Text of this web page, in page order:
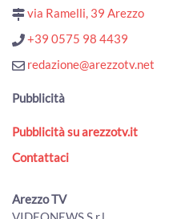
La Scuola Basket
Castelli:
00:03:09 - Venerdì,
00:02:07 - Martedì,
via Ramelli, 39 Arezzo
+39 0575 98 4439
redazione@arezzotv.net
Pubblicità
Pubblicità su arezzotv.it
Contattaci
Arezzo TV